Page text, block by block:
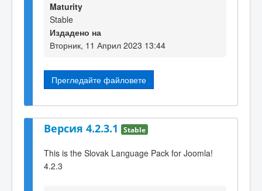
Maturity
Stable
Издадено на
Вторник, 11 Април 2023 13:44
Прегледайте файловете
Версия 4.2.3.1 Stable
This is the Slovak Language Pack for Joomla!
4.2.3